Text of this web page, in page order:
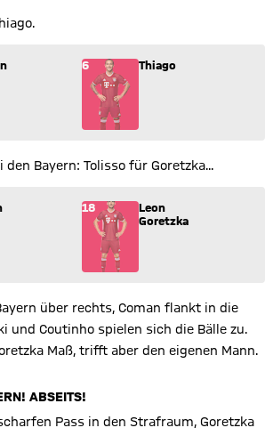
Pavard (5) kommt für Thiago (6) ins
6 Thiago
den Bayern: Tolisso für Goretzka...
Tolisso (24) kommt für Leon Goretzka
18
Leon
Goretzka
über rechts, Coman flankt in die
und Coutinho spielen sich die Bälle zu.
Maß, trifft aber den eigenen Mann.
ABSEITS!
Pass in den Strafraum, Goretzka